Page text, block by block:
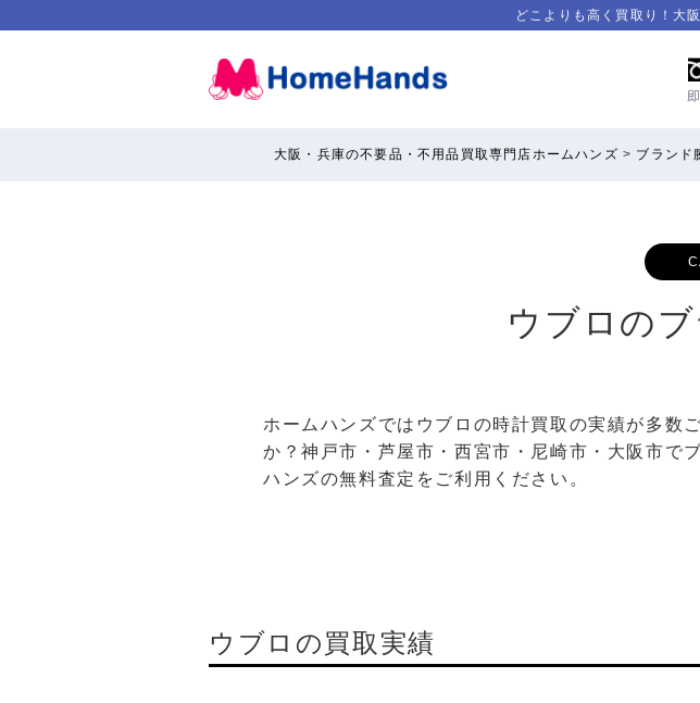
どこよりも高く買取り！大
大阪・兵庫の不要品・不用品買取専門店ホームハンズ > ブランド
ウブロの
ホームハンズではウブロの時計買取の実績が多数
か？神戸市・芦屋市・西宮市・尼崎市・大阪市で
ハンズの無料査定をご利用ください。
ウブロの買取実績